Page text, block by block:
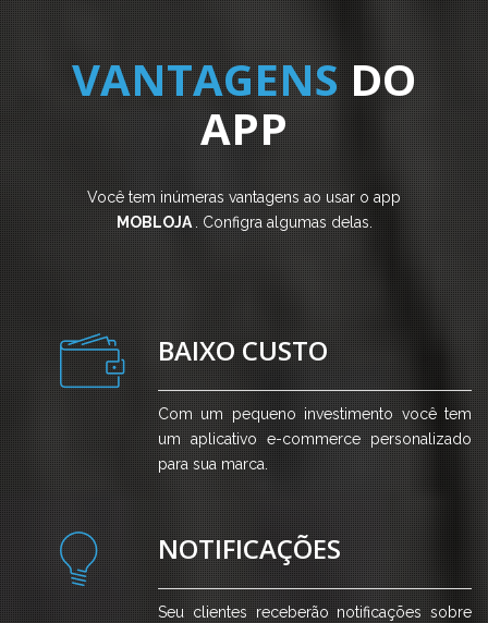
VANTAGENSDO
APP
Você tem inúmeras vantagens ao usar o app
MOBLOJA. Configra algumas delas.
BAIXO CUSTO
Com um pequeno investimento você tem
um aplicativo e-commerce personalizado
para sua marca.
NOTIFICAÇÕES
Seu clientes receberão notificações sobre